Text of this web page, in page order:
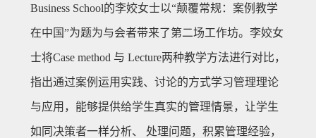
Business School的李姣女士以“颠覆常规：案例教学
在中国”为题为与会者带来了第二场工作坊。李姣女
士将Case method 与 Lecture两种教学方法进行对比，
指出通过案例运用实践、讨论的方式学习管理理论
与应用，能够提供给学生真实的管理情景，让学生
如同决策者一样分析、 处理问题，积累管理经验，